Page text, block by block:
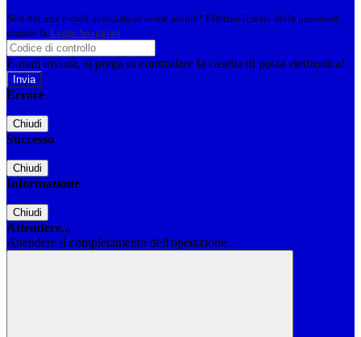
Non hai una e-mail associata al nome utente? Effettua il reset della password
tramite la Login Spaggiari
E-mail inviata, si prega di controllare la casella di posta elettronica!
Errore
Chiudi
Successo
Chiudi
Informazione
Chiudi
Attendere...
Attendere il completamento dell'operazione...